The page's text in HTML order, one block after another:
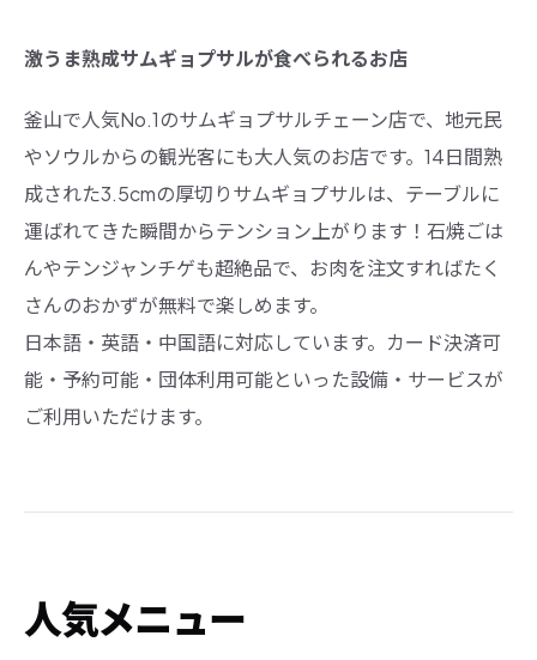
激うま熟成サムギョプサルが食べられるお店
釜山で人気No.1のサムギョプサルチェーン店で、地元民
やソウルからの観光客にも大人気のお店です。14日間熟
成された3.5cmの厚切りサムギョプサルは、テーブルに
運ばれてきた瞬間からテンション上がります！石焼ごは
んやテンジャンチゲも超絶品で、お肉を注文すればたく
さんのおかずが無料で楽しめます。
日本語・英語・中国語に対応しています。カード決済可
能・予約可能・団体利用可能といった設備・サービスが
ご利用いただけます。
人気メニュー